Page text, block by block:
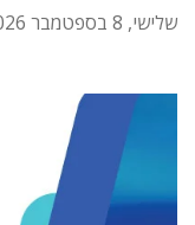
שלישי, 8 בספטמבר 2026